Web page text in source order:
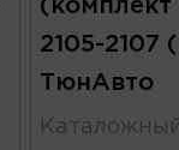
2105-2107
ТюнАвто